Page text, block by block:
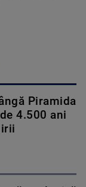
Piramida
4.500 ani